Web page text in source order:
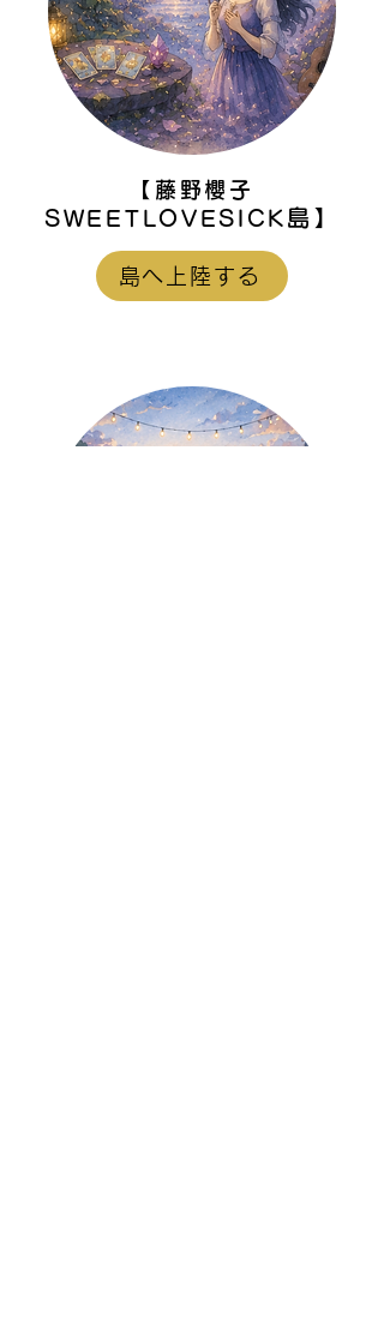
【藤野櫻子
SWEETLOVESICK 島】
島へ上陸する